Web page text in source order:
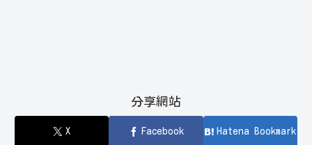
分享網站
X Facebook Hatena Bookmark